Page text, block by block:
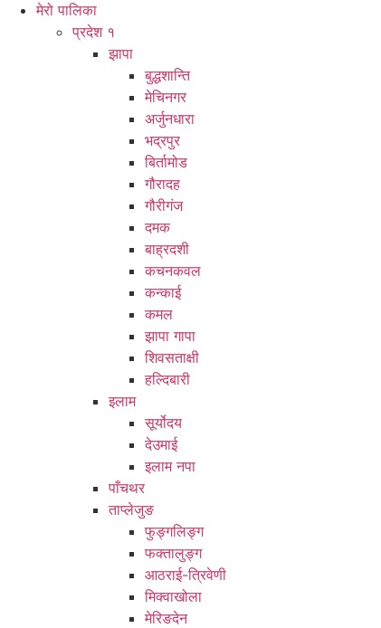
मेरो पालिका
प्रदेश १
झापा
बुद्धशान्ति
मेचिनगर
अर्जुनधारा
भद्रपुर
बिर्तामोड
गौरादह
गौरीगंज
दमक
बाह्रदशी
कचनकवल
कन्काई
कमल
झापा गापा
शिवसताक्षी
हल्दिबारी
इलाम
सूर्योदय
देउमाई
इलाम नपा
पाँचथर
ताप्लेजुङ
फुङ्गलिङ्ग
फक्तालुङ्ग
आठराई-त्रिवेणी
मिक्वाखोला
मेरिङदेन